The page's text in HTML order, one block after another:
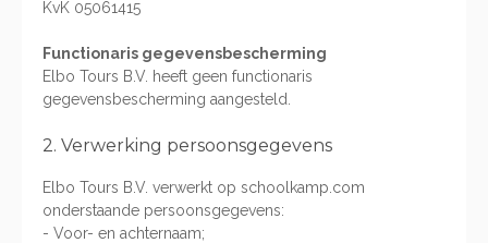
KvK 05061415
Functionaris gegevensbescherming
Elbo Tours B.V. heeft geen functionaris
gegevensbescherming aangesteld.
2. Verwerking persoonsgegevens
Elbo Tours B.V. verwerkt op schoolkamp.com
onderstaande persoonsgegevens:
- Voor- en achternaam;